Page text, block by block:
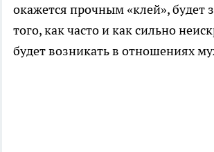
окажется прочным «клей», будет
того, как часто и как сильно
будет возникать в отношениях